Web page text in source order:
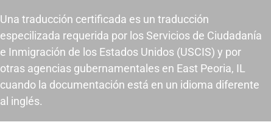
Una traducción certificada es un traducción
especilizada requerida por los Servicios de Ciudadanía
e Inmigración de los Estados Unidos (USCIS) y por
otras agencias gubernamentales en East Peoria, IL
cuando la documentación está en un idioma diferente
al inglés.